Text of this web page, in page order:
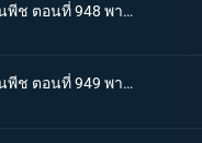
One piece วันพีช ตอนที่ 948 พากย์ไทย เปิดฉากโต้กลับ! ลูฟี่และเหล่าซามูไรฝักดาบแดง!
One piece วันพีช ตอนที่ 949 พากย์ไทย มาเพื่อชนะ! เสียงร้องที่สิ้นหวังของลูฟี่